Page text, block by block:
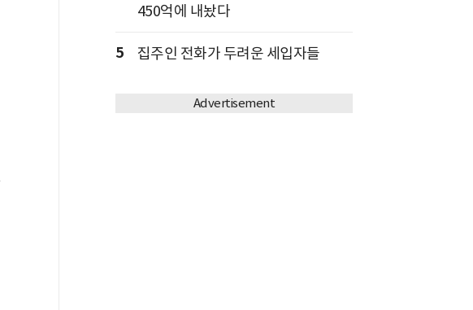
450억에 내놨다
5 집주인 전화가 두려운 세입자들